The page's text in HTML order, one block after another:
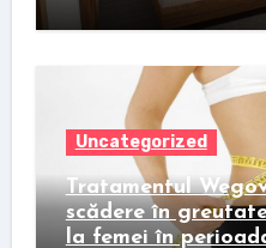
Uncategorized
Tratamentul
scădere în
la femei în